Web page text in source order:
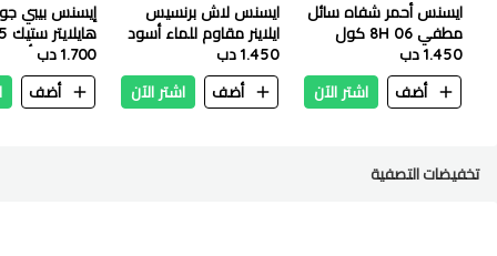
ايسنس أحمر شفاه سائل
مطفي 8H 06 كول
موف
1.450 دب
أضف
اشتر الآن
ايسنس لاش برنسيس
ايلاينر مقاوم للماء أسود
٣مل
1.450 دب
أضف
اشتر الآن
إيسنس بيبي
10 جولدن أورا
1.700 دب
أضف
تخفيضات التصفية